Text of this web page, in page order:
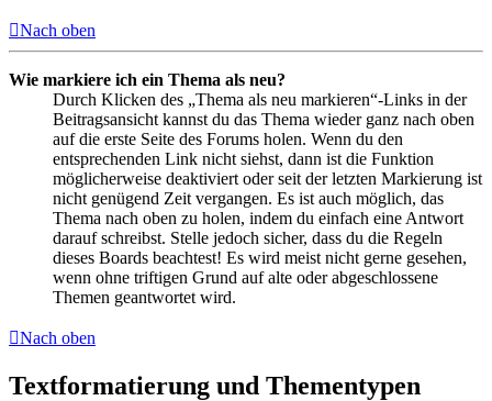
Nach oben
Wie markiere ich ein Thema als neu?
Durch Klicken des „Thema als neu markieren“-Links in der
Beitragsansicht kannst du das Thema wieder ganz nach oben
auf die erste Seite des Forums holen. Wenn du den
entsprechenden Link nicht siehst, dann ist die Funktion
möglicherweise deaktiviert oder seit der letzten Markierung ist
nicht genügend Zeit vergangen. Es ist auch möglich, das
Thema nach oben zu holen, indem du einfach eine Antwort
darauf schreibst. Stelle jedoch sicher, dass du die Regeln
dieses Boards beachtest! Es wird meist nicht gerne gesehen,
wenn ohne triftigen Grund auf alte oder abgeschlossene
Themen geantwortet wird.
Nach oben
Textformatierung und Thementypen